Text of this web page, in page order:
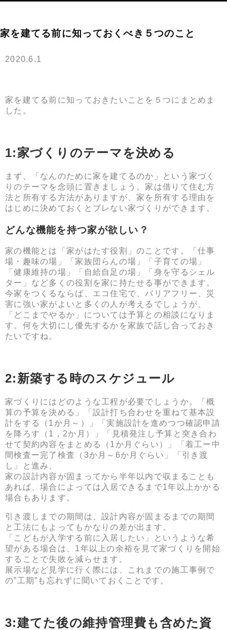
家を建てる前に知っておくべき５つのこと
2020.6.1
家を建てる前に知っておきたいことを５つにまとめま
した。
1:家づくりのテーマを決める
まず、「なんのために家を建てるのか」という家づく
りのテーマを念頭に置きましょう。家は借りて住む方
法と所有する方法がありますが、家を所有する理由を
はじめに決めておくとブレない家づくりができます。
どんな機能を持つ家が欲しい？
家の機能とは「家がはたす役割」のことです。「仕事
場・趣味の場」「家族団らんの場」「子育ての場」
「健康維持の場」「自給自足の場」「身を守るシェル
ター」など多くの役割を家に持たせる事ができます。
今家をつくるならば、エコ住宅で、バリアフリー、災
害に強い家がよいと多くの人が考えるでしょうが、
「どこまでやるか」については予算との相談になりま
す。何を大切にし優先するかを家族で話し合っておき
たいですね。
2:新築する時のスケジュール
家づくりにはどのような工程が必要でしょうか。「概
算の予算を決める」「設計打ち合わせを重ねて基本設
計をする（1か月～）」「実施設計を進めつつ確認申請
を降ろす（1，2か月）」「見積発注し予算と突き合わ
せて契約内容をまとめる（1か月ぐらい）」「着工ー中
間検査ー完了検査（3か月～6か月ぐらい」「引き渡
し」と進み、
家の設計内容が固まってから半年以内で収まることも
あれば、場合によっては入居できるまで1年以上かかる
場合もあります。
引き渡しまでの期間は、設計内容が固まるまでの期間
と工法にもよってもかなりの差が出ます。
「こどもが入学する前に入居したい」というような希
望がある場合は、1年以上の余裕を見て家づくりを開始
することで失敗を減らせます。
展示場など見学に行く際には、これまでの施工事例で
の”工期”も忘れずに聞いておくことです。
3:建てた後の維持管理費も含めた資